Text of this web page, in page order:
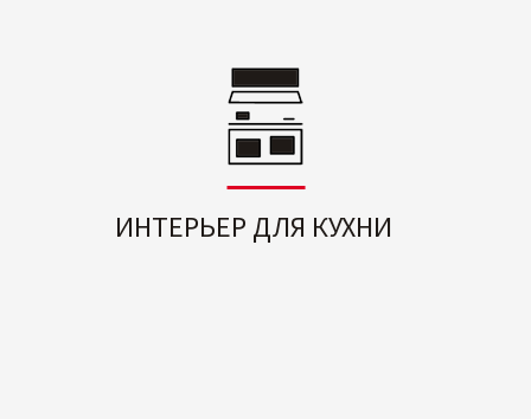
ИНТЕРЬЕР ДЛЯ КУХНИ